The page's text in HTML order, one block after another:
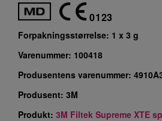
0123
Forpakningsstørrelse: 1 x 3 g
Varenummer: 100418
Produsentens varenummer:
Produsent: 3M
Produkt: 3M Filtek Supreme XTE